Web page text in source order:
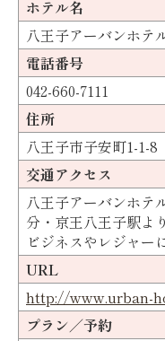
ホテル名
八王子アーバンホテ
電話番号
042-660-7111
住所
八王子市子安町1-1-8
交通アクセス
八王子アーバンホテ
分・京王八王子駅よ
ビジネスやレジャー
URL
http://www.urban-
プラン／予約